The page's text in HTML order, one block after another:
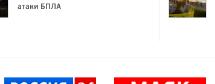
атаки БПЛА